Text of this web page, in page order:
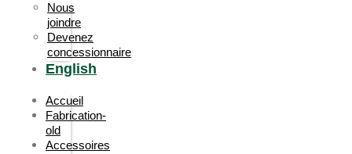
Nous
joindre
Devenez
concessionnaire
English
Accueil
Fabrication-
old
Accessoires